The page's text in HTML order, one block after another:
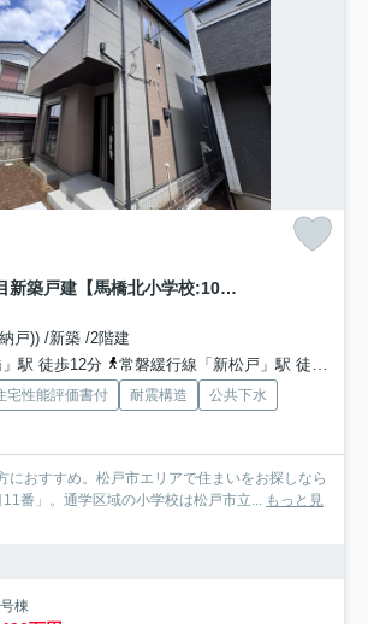
松戸市西馬橋2丁目新築戸建【馬橋北小学校:10分】
戸)) /新築 /2階建
駅 徒歩12分
常磐緩行線「新松戸」駅 徒歩21分
宅性能評価書付 耐震構造
公共下水
におすすめ。松戸市エリアで住まいをお探しなら
11番」。通学区域の小学校は松戸市立... もっと見
棟